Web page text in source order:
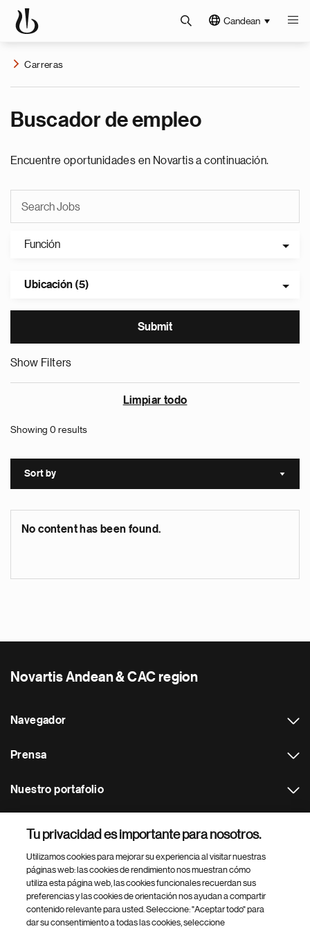
Candean
Carreras
Buscador de empleo
Encuentre oportunidades en Novartis a continuación.
Función
Ubicación (5)
Show Filters
Limpiar todo
Showing 0 results
Sort by Sort
No content has been found.
Novartis Andean & CAC region
Navegador
Prensa
Nuestro portafolio
Footer Site Search
Tu privacidad es importante para nosotros.
Utilizamos cookies para mejorar su experiencia al visitar nuestras
páginas web: las cookies de rendimiento nos muestran cómo
utiliza esta página web, las cookies funcionales recuerdan sus
preferencias y las cookies de orientación nos ayudan a compartir
contenido relevante para usted. Seleccione: "Aceptar todo" para
dar su consentimiento a todas las cookies, seleccione